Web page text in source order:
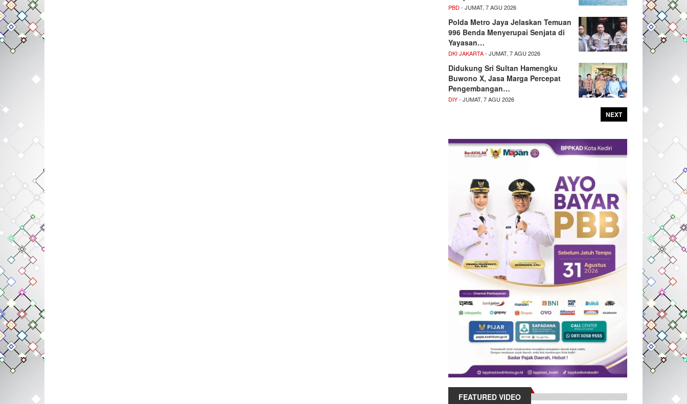
PBD- JUMAT, 7 AGU 2026
Polda Metro Jaya Jelaskan Temuan
996 Benda Menyerupai Senjata di
Yayasan…
DKI JAKARTA- JUMAT, 7 AGU 2026
Didukung Sri Sultan Hamengku
Buwono X, Jasa Marga Percepat
Pengembangan…
DIY- JUMAT, 7 AGU 2026
NEXT
FEATURED VIDEO